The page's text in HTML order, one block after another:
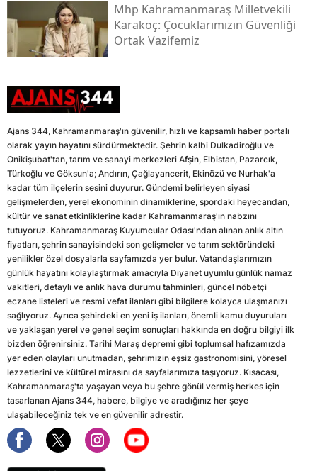
Mhp Kahramanmaraş Milletvekili
Karakoç: Çocuklarımızın Güvenliği
Ortak Vazifemiz
Ajans 344, Kahramanmaraş'ın güvenilir, hızlı ve kapsamlı haber portalı
olarak yayın hayatını sürdürmektedir. Şehrin kalbi Dulkadiroğlu ve
Onikişubat'tan, tarım ve sanayi merkezleri Afşin, Elbistan, Pazarcık,
Türkoğlu ve Göksun'a; Andırın, Çağlayancerit, Ekinözü ve Nurhak'a
kadar tüm ilçelerin sesini duyurur. Gündemi belirleyen siyasi
gelişmelerden, yerel ekonominin dinamiklerine, spordaki heyecandan,
kültür ve sanat etkinliklerine kadar Kahramanmaraş'ın nabzını
tutuyoruz. Kahramanmaraş Kuyumcular Odası'ndan alınan anlık altın
fiyatları, şehrin sanayisindeki son gelişmeler ve tarım sektöründeki
yenilikler özel dosyalarla sayfamızda yer bulur. Vatandaşlarımızın
günlük hayatını kolaylaştırmak amacıyla Diyanet uyumlu günlük namaz
vakitleri, detaylı ve anlık hava durumu tahminleri, güncel nöbetçi
eczane listeleri ve resmi vefat ilanları gibi bilgilere kolayca ulaşmanızı
sağlıyoruz. Ayrıca şehirdeki en yeni iş ilanları, önemli kamu duyuruları
ve yaklaşan yerel ve genel seçim sonuçları hakkında en doğru bilgiyi ilk
bizden öğrenirsiniz. Tarihi Maraş depremi gibi toplumsal hafızamızda
yer eden olayları unutmadan, şehrimizin eşsiz gastronomisini, yöresel
lezzetlerini ve kültürel mirasını da sayfalarımıza taşıyoruz. Kısacası,
Kahramanmaraş'ta yaşayan veya bu şehre gönül vermiş herkes için
tasarlanan Ajans 344, habere, bilgiye ve aradığınız her şeye
ulaşabileceğiniz tek ve en güvenilir adrestir.